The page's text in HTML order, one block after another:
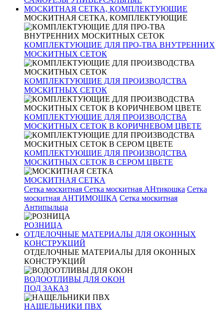
МОСКИТНАЯ СЕТКА, КОМПЛЕКТУЮЩИЕ
МОСКИТНАЯ СЕТКА, КОМПЛЕКТУЮЩИЕ
КОМПЛЕКТУЮЩИЕ ДЛЯ ПРО-ТВА ВНУТРЕННИХ
МОСКИТНЫХ СЕТОК
КОМПЛЕКТУЮЩИЕ ДЛЯ ПРОИЗВОДСТВА
МОСКИТНЫХ СЕТОК
КОМПЛЕКТУЮЩИЕ ДЛЯ ПРОИЗВОДСТВА
МОСКИТНЫХ СЕТОК В КОРИЧНЕВОМ ЦВЕТЕ
КОМПЛЕКТУЮЩИЕ ДЛЯ ПРОИЗВОДСТВА
МОСКИТНЫХ СЕТОК В СЕРОМ ЦВЕТЕ
МОСКИТНАЯ СЕТКА
Сетка москитная Сетка москитная АНтикошка Сетка
москитная АНТИМОШКА Сетка москитная
Антипыльца
РОЗНИЦА
ОТДЕЛОЧНЫЕ МАТЕРИАЛЫ ДЛЯ ОКОННЫХ
КОНСТРУКЦИЙ
ОТДЕЛОЧНЫЕ МАТЕРИАЛЫ ДЛЯ ОКОННЫХ
КОНСТРУКЦИЙ
ВОДООТЛИВЫ ДЛЯ ОКОН
ПОД ЗАКАЗ
НАЩЕЛЬНИКИ ПВХ